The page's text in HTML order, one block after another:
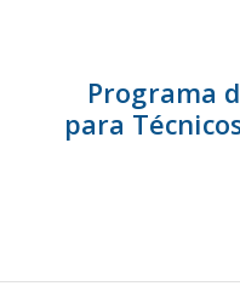
Programa
para